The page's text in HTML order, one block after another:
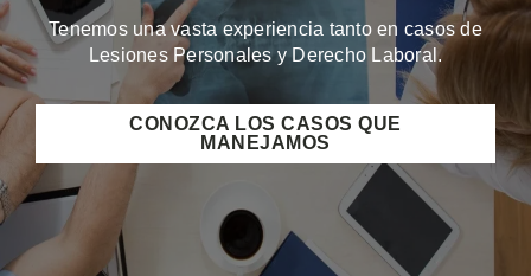
Tenemos una vasta experiencia tanto en casos de
Lesiones Personales y Derecho Laboral.
CONOZCA LOS CASOS QUE
MANEJAMOS